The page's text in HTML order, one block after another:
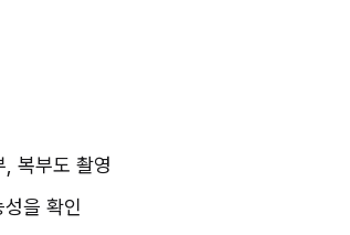
복부도 촬영
을 확인